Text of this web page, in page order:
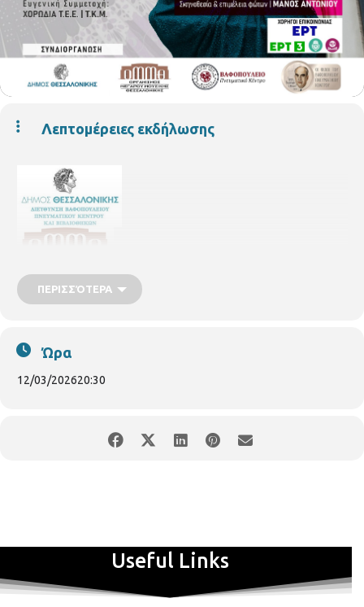
Λεπτομέρειες εκδήλωσης
σε συνεργασία με το Σωματείο Φίλων του ΒΠΚ την Πέμπτη 12
υπό τη διεύθυνση του μαέστρου Εμμανουήλ Λορέντζου, της
Φωνητικού Συνόλου ChorΩδές του Σωματείου Φίλων του ΒΠΚ και
ΠΕΡΙΣΣΌΤΕΡΑ
Ώρα
12/03/202620:30
Useful Links